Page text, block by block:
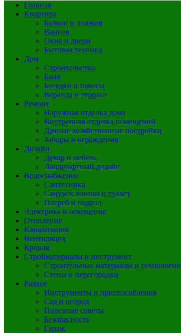
Главная
Квартира
Балкон и лоджия
Ванная
Окна и двери
Бытовая техника
Дом
Строительство
Баня
Беседки и навесы
Веранда и терраса
Ремонт
Наружная отделка дома
Внутренняя отделка помещений
Дачные хозяйственные постройки
Заборы и ограждения
Дизайн
Декор и мебель
Ландшафтный дизайн
Водоснабжение
Сантехника
Санузел: ванная и туалет
Погреб и подвал
Электрика и освещение
Отопление
Канализация
Вентиляция
Кровля
Стройматериалы и инструмент
Строительные материалы и технологии
Стены и перегородки
Разное
Инструменты и приспособления
Сад и огород
Полезные советы
Безопасность
Гараж